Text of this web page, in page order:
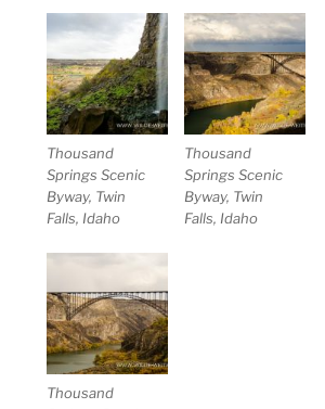
Thousand
Springs Scenic
Byway, Twin
Falls, Idaho
Thousand
Springs Scenic
Byway, Twin
Falls, Idaho
Thousand